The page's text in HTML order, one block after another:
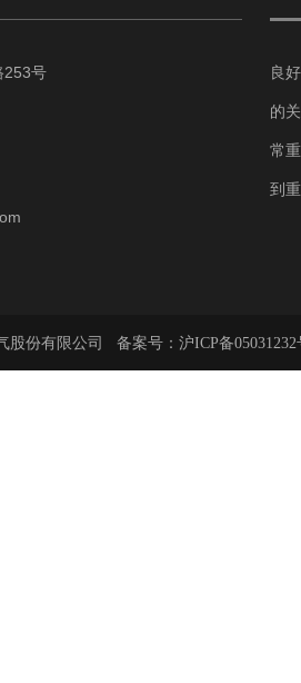
253号 良
的
常
到
股份有限公司 备案号： 沪ICP备05031232